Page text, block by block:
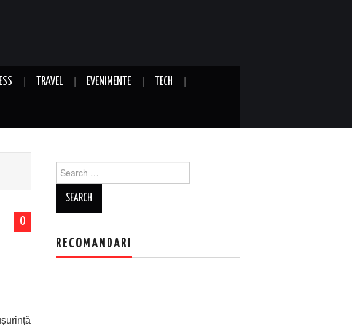
TRAVEL EVENIMENTE TECH
0
for:
RECOMANDARI